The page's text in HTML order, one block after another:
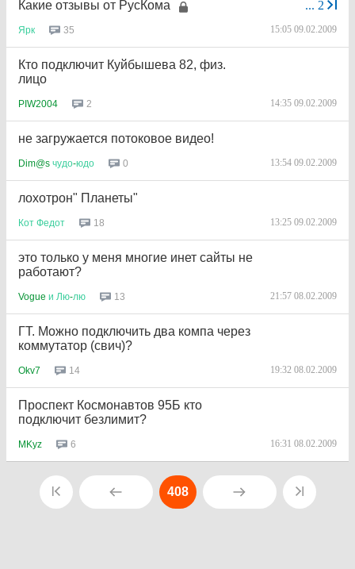
... 2
Какие отзывы от РусКома
Ярк 35 15:05 09.02.2009
Кто подключит Куйбышева 82, физ.
лицо
PIW2004 2 14:35 09.02.2009
не загружается потоковое видео!
Dim@s чудо-юдо 0 13:54 09.02.2009
лохотрон" Планеты"
Кот Федот 18 13:25 09.02.2009
это только у меня многие инет сайты не
работают?
Vogue и Лю-лю 13 21:57 08.02.2009
ГТ. Можно подключить два компа через
коммутатор (свич)?
Okv7 14 19:32 08.02.2009
Проспект Космонавтов 95Б кто
подключит безлимит?
MKyz 6 16:31 08.02.2009
408